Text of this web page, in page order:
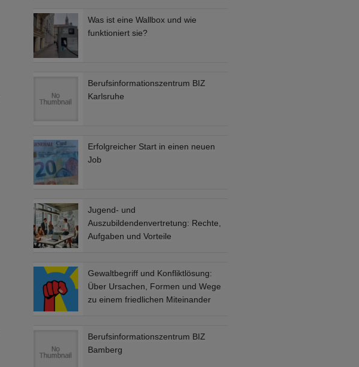
Was ist eine Wallbox und wie
funktioniert sie?
Berufsinformationszentrum BIZ
Karlsruhe
Erfolgreicher Start in einen neuen
Job
Jugend- und
Auszubildendenvertretung: Rechte,
Aufgaben und Vorteile
Gewaltbegriff und Konfliktlösung:
Über Ursachen, Formen und Wege
zu einem friedlichen Miteinander
Berufsinformationszentrum BIZ
Bamberg